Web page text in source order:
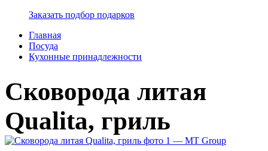
Заказать подбор подарков
Главная
Посуда
Кухонные принадлежности
Сковорода литая
Qualita, гриль